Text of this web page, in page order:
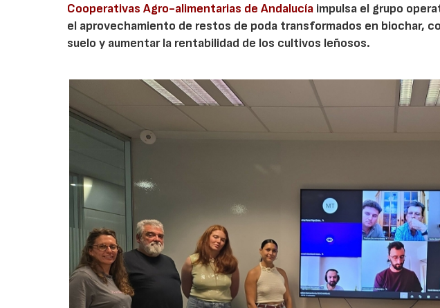
Cooperativas Agro-alimentarias de Andalucía impulsa el grupo
el aprovechamiento de restos de poda transformados en biochar,
suelo y aumentar la rentabilidad de los cultivos leñosos.